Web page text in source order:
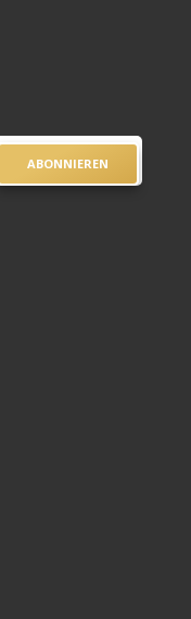
ABONNIEREN